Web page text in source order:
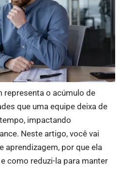
representa o acúmulo de
que uma equipe deixa de
impactando
Neste artigo, você vai
aprendizagem, por que ela
como reduzi-la para manter